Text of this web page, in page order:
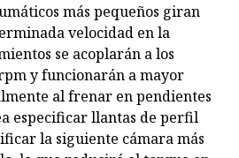
más pequeños giran
velocidad en la
se acoplarán a los
y funcionarán a mayor
al frenar en pendientes
especificar llantas de perfil
la siguiente cámara más